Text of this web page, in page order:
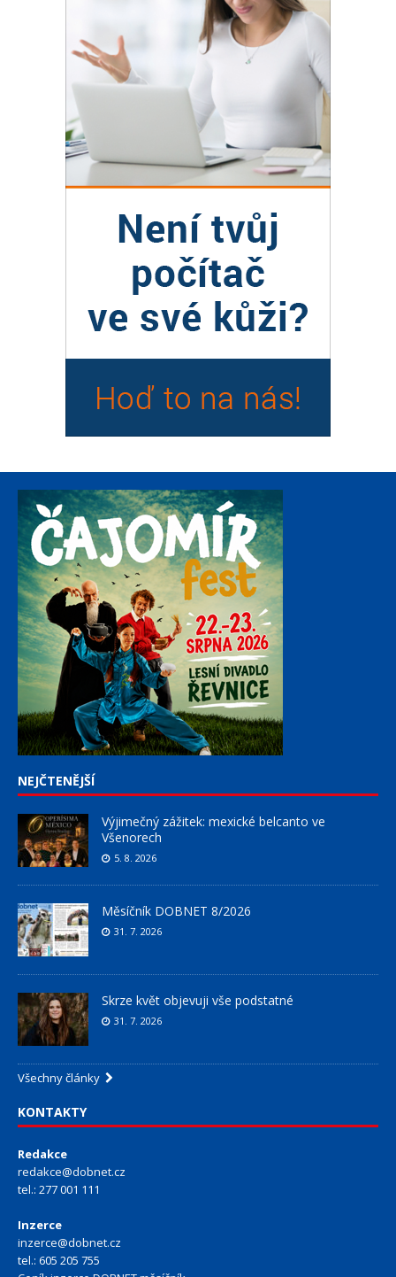
NEJČTENĚJŠÍ
Výjimečný zážitek: mexické belcanto ve
Všenorech
5. 8. 2026
Měsíčník DOBNET 8/2026
31. 7. 2026
Skrze květ objevuji vše podstatné
31. 7. 2026
Všechny články
KONTAKTY
Redakce
redakce@dobnet.cz
tel.: 277 001 111
Inzerce
inzerce@dobnet.cz
tel.: 605 205 755